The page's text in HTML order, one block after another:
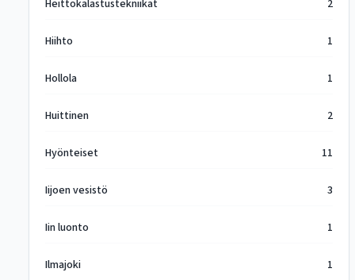
Heittokalastustekniikat 2
Hiihto 1
Hollola 1
Huittinen 2
Hyönteiset 11
Iijoen vesistö 3
Iin luonto 1
Ilmajoki 1